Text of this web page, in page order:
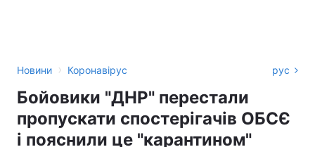
Новини › Коронавірус рус
Бойовики "ДНР" перестали
пропускати спостерігачів ОБСЄ
і пояснили це "карантином"